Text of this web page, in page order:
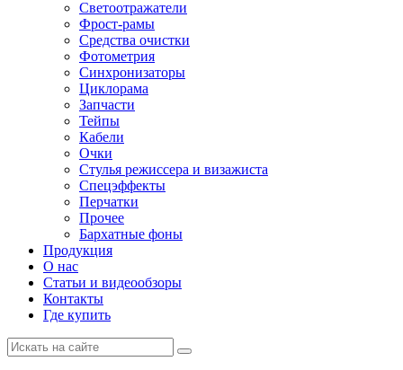
Светоотражатели
Фрост-рамы
Средства очистки
Фотометрия
Синхронизаторы
Циклорама
Запчасти
Тейпы
Кабели
Очки
Стулья режиссера и визажиста
Спецэффекты
Перчатки
Прочее
Бархатные фоны
Продукция
О нас
Статьи и видеообзоры
Контакты
Где купить